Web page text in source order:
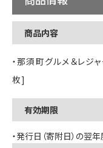
商品内容
・那須町グルメ＆レジ
枚]
有効期限
・発行日（寄附日）の翌